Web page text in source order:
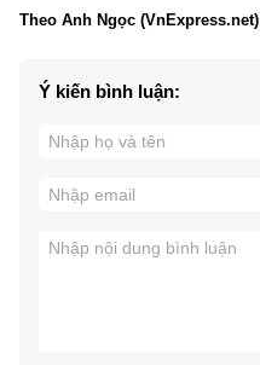
Theo Anh Ngọc (VnExpress.net)
Ý kiến bình luận: